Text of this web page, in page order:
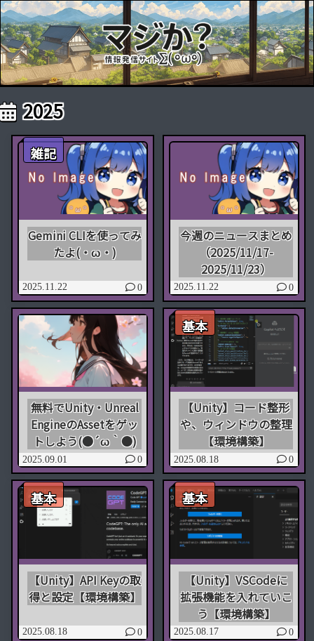
2025
雑記
Gemini CLIを使ってみ
たよ(・ω・)
2025.11.22 0
今週のニュースまとめ
（2025/11/17-
2025/11/23）
2025.11.22 0
無料でUnity・Unreal
EngineのAssetをゲッ
トしよう(●´ω｀●)
2025.09.01 0
基本
【Unity】コード整形
や、ウィンドウの整理
【環境構築】
2025.08.18 0
基本
【Unity】API Keyの取
得と設定【環境構築】
2025.08.18 0
基本
【Unity】VSCodeに
拡張機能を入れていこ
う【環境構築】
2025.08.17 0